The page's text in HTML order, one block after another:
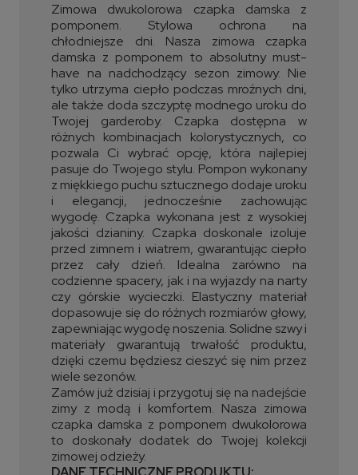
Zimowa dwukolorowa czapka damska z
pomponem. Stylowa ochrona na
chłodniejsze dni. Nasza zimowa czapka
damska z pomponem to absolutny must-
have na nadchodzący sezon zimowy. Nie
tylko utrzyma ciepło podczas mroźnych dni,
ale także doda szczyptę modnego uroku do
Twojej garderoby. Czapka dostępna w
różnych kombinacjach kolorystycznych, co
pozwala Ci wybrać opcję, która najlepiej
pasuje do Twojego stylu. Pompon wykonany
z miękkiego puchu sztucznego dodaje uroku
i elegancji, jednocześnie zachowując
wygodę. Czapka wykonana jest z wysokiej
jakości dzianiny. Czapka doskonale izoluje
przed zimnem i wiatrem, gwarantując ciepło
przez cały dzień. Idealna zarówno na
codzienne spacery, jak i na wyjazdy na narty
czy górskie wycieczki. Elastyczny materiał
dopasowuje się do różnych rozmiarów głowy,
zapewniając wygodę noszenia. Solidne szwy i
materiały gwarantują trwałość produktu,
dzięki czemu będziesz cieszyć się nim przez
wiele sezonów.
Zamów już dzisiaj i przygotuj się na nadejście
zimy z modą i komfortem. Nasza zimowa
czapka damska z pomponem dwukolorowa
to doskonały dodatek do Twojej kolekcji
zimowej odzieży.